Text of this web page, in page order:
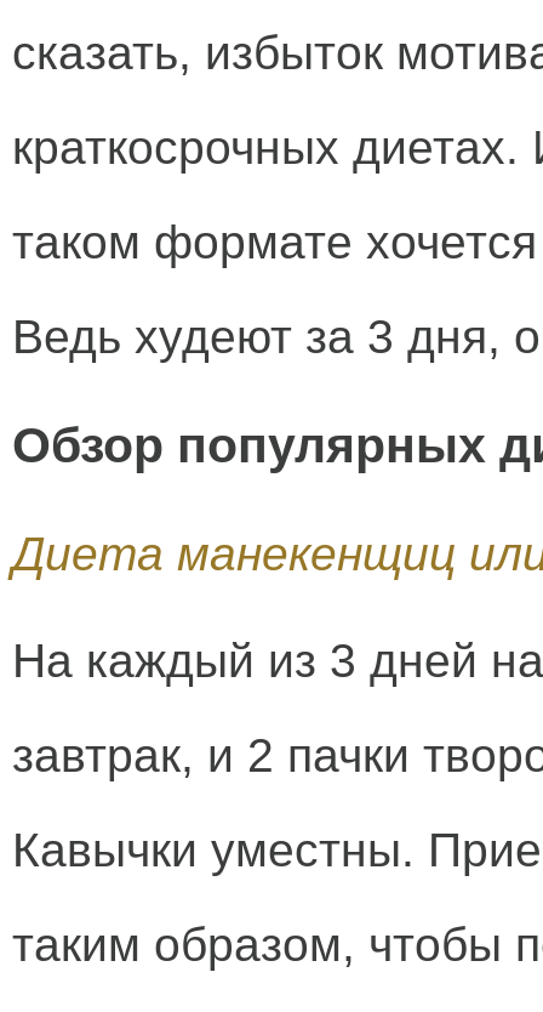
сказать, избыток
краткосрочных
таком формате
Ведь худеют за 3 дня,
Обзор популярных
Диета манекенщиц
На каждый из 3 дней
завтрак, и 2 пачки
Кавычки уместны.
таким образом, чтобы